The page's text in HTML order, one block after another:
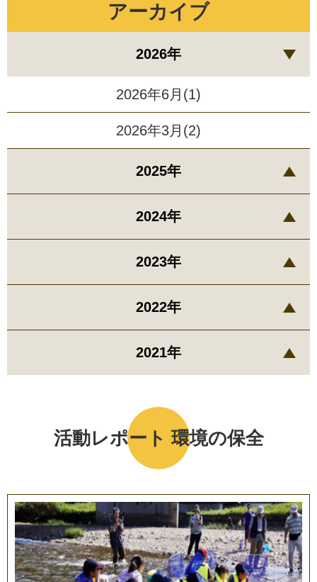
活動レポート 環境の保全
アーカイブ
2026年
2026年6月(1)
2026年3月(2)
2025年
2024年
2023年
2022年
2021年